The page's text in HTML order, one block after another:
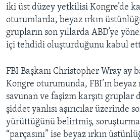
iki üst düzey yetkilisi Kongre’de
oturumlarda, beyaz ırkın
grupların son yıllarda ABD’ye
içi tehdidi oluşturduğunu kabul
FBI Başkanı Christopher Wray ay
Kongre oturumunda, FBI’ın beyaz
savunan ve faşizm karşıtı
şiddet yanlısı aşırıcılar üzerinde
yürüttüğünü belirtmiş,
“parçasını” ise beyaz ırkın